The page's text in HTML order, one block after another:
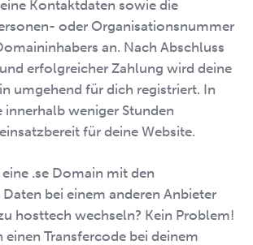
Kontaktdaten sowie die
oder Organisationsnummer
an. Nach Abschluss
erfolgreicher Zahlung wird deine
umgehend für dich registriert. In
innerhalb weniger Stunden
für deine Website.
.se Domain mit den
bei einem anderen Anbieter
hosttech wechseln? Kein Problem!
einen Transfercode bei deinem